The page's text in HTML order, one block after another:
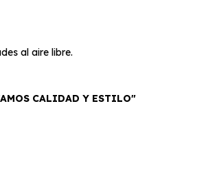
al aire libre.
CALIDAD Y ESTILO"